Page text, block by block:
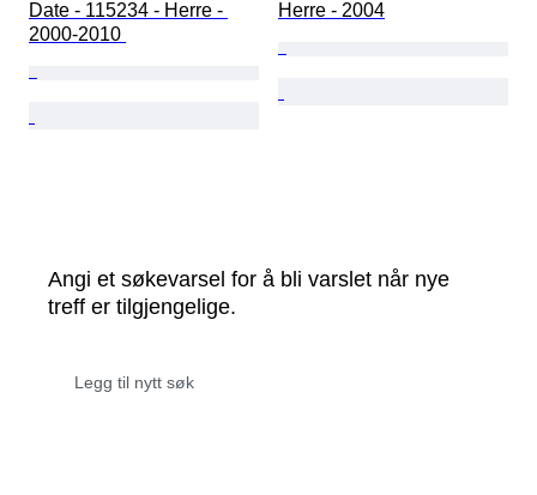
Date - 115234 - Herre -
2000-2010
Herre - 2004
Angi et søkevarsel for å bli varslet når nye
treff er tilgjengelige.